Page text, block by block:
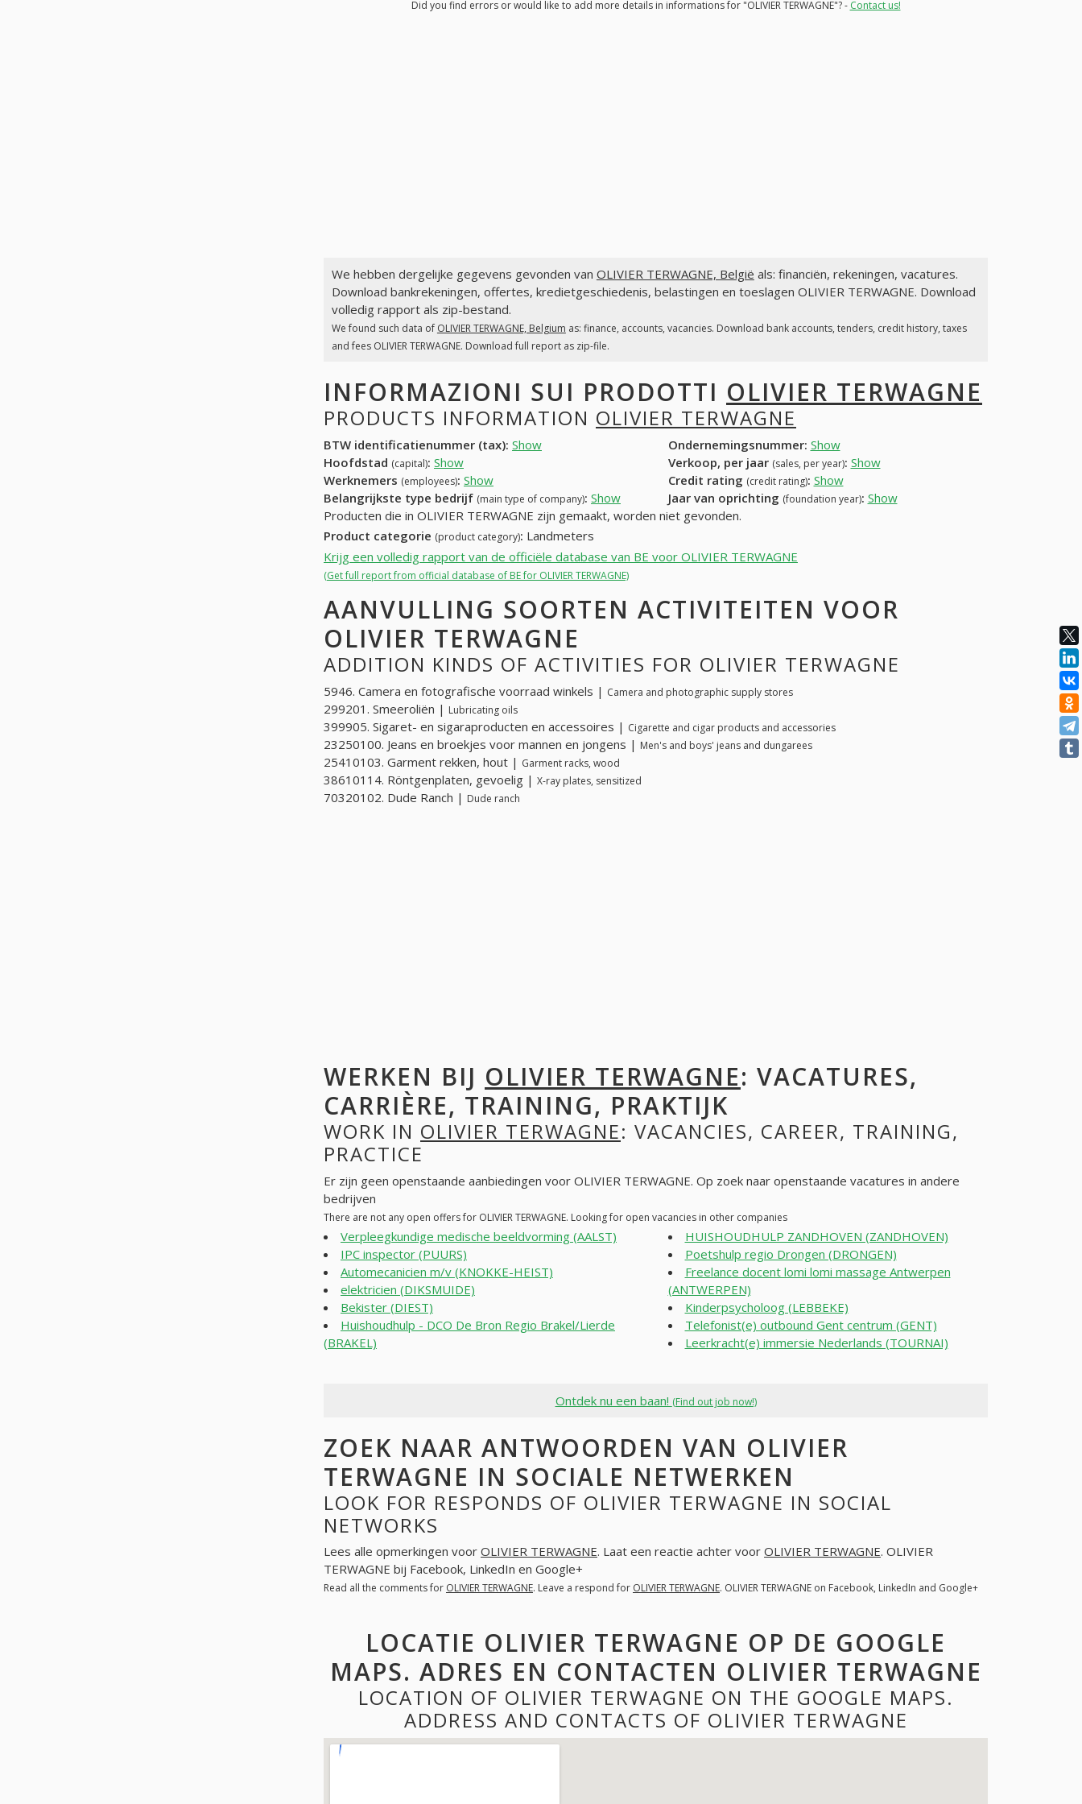
Did you find errors or would like to add more details in informations for "OLIVIER TERWAGNE"? - Contact us!
We hebben dergelijke gegevens gevonden van OLIVIER TERWAGNE, België als: financiën, rekeningen, vacatures.
Download bankrekeningen, offertes, kredietgeschiedenis, belastingen en toeslagen OLIVIER TERWAGNE. Download
volledig rapport als zip-bestand.
We found such data of OLIVIER TERWAGNE, Belgium as: finance, accounts, vacancies. Download bank accounts, tenders, credit history, taxes
and fees OLIVIER TERWAGNE. Download full report as zip-file.
INFORMAZIONI SUI PRODOTTI OLIVIER TERWAGNE
PRODUCTS INFORMATION OLIVIER TERWAGNE
BTW identificatienummer (tax): Show Ondernemingsnummer: Show
Hoofdstad (capital): Show Verkoop, per jaar (sales, per year): Show
Werknemers (employees): Show Credit rating (credit rating): Show
Belangrijkste type bedrijf (main type of company): Show Jaar van oprichting (foundation year): Show
Producten die in OLIVIER TERWAGNE zijn gemaakt, worden niet gevonden.
Product categorie (product category): Landmeters
Krijg een volledig rapport van de officiële database van BE voor OLIVIER TERWAGNE
(Get full report from official database of BE for OLIVIER TERWAGNE)
AANVULLING SOORTEN ACTIVITEITEN VOOR
OLIVIER TERWAGNE
ADDITION KINDS OF ACTIVITIES FOR OLIVIER TERWAGNE
5946. Camera en fotografische voorraad winkels | Camera and photographic supply stores
299201. Smeeroliën | Lubricating oils
399905. Sigaret- en sigaraproducten en accessoires | Cigarette and cigar products and accessories
23250100. Jeans en broekjes voor mannen en jongens | Men's and boys' jeans and dungarees
25410103. Garment rekken, hout | Garment racks, wood
38610114. Röntgenplaten, gevoelig | X-ray plates, sensitized
70320102. Dude Ranch | Dude ranch
WERKEN BIJ OLIVIER TERWAGNE: VACATURES,
CARRIÈRE, TRAINING, PRAKTIJK
WORK IN OLIVIER TERWAGNE: VACANCIES, CAREER, TRAINING,
PRACTICE
Er zijn geen openstaande aanbiedingen voor OLIVIER TERWAGNE. Op zoek naar openstaande vacatures in andere
bedrijven
There are not any open offers for OLIVIER TERWAGNE. Looking for open vacancies in other companies
Verpleegkundige medische beeldvorming (AALST)
IPC inspector (PUURS)
Automecanicien m/v (KNOKKE-HEIST)
elektricien (DIKSMUIDE)
Bekister (DIEST)
Huishoudhulp - DCO De Bron Regio Brakel/Lierde
(BRAKEL)
HUISHOUDHULP ZANDHOVEN (ZANDHOVEN)
Poetshulp regio Drongen (DRONGEN)
Freelance docent lomi lomi massage Antwerpen
(ANTWERPEN)
Kinderpsycholoog (LEBBEKE)
Telefonist(e) outbound Gent centrum (GENT)
Leerkracht(e) immersie Nederlands (TOURNAI)
Ontdek nu een baan! (Find out job now!)
ZOEK NAAR ANTWOORDEN VAN OLIVIER
TERWAGNE IN SOCIALE NETWERKEN
LOOK FOR RESPONDS OF OLIVIER TERWAGNE IN SOCIAL
NETWORKS
Lees alle opmerkingen voor OLIVIER TERWAGNE. Laat een reactie achter voor OLIVIER TERWAGNE. OLIVIER
TERWAGNE bij Facebook, LinkedIn en Google+
Read all the comments for OLIVIER TERWAGNE. Leave a respond for OLIVIER TERWAGNE. OLIVIER TERWAGNE on Facebook, LinkedIn and Google+
LOCATIE OLIVIER TERWAGNE OP DE GOOGLE
MAPS. ADRES EN CONTACTEN OLIVIER TERWAGNE
LOCATION OF OLIVIER TERWAGNE ON THE GOOGLE MAPS.
ADDRESS AND CONTACTS OF OLIVIER TERWAGNE